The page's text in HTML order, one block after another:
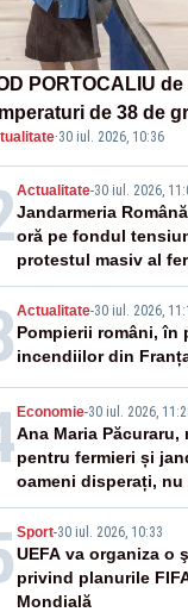
PORTOCALIU
de 38 de
·30 iul. 2026, 10:36
Actualitate-30 iul. 2026,
Jandarmeria
oră pe fondul
protestul masiv al
Actualitate-30 iul. 2026,
Pompierii români, în
incendiilor din
Economie-30 iul. 2026,
Ana Maria Păcuraru,
pentru fermieri și
oameni disperați,
Sport-30 iul. 2026, 10:33
UEFA va organiza o
privind planurile
Mondială